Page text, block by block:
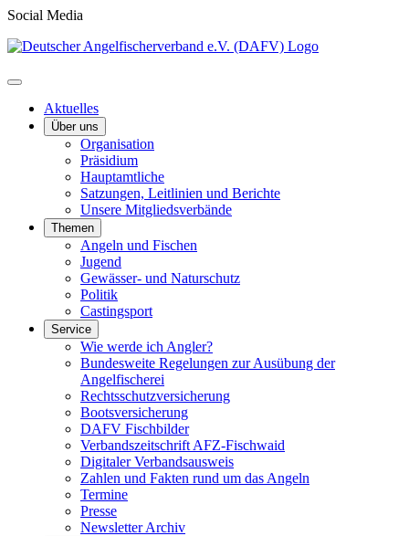
Social Media
Aktuelles
Über uns
Organisation
Präsidium
Hauptamtliche
Satzungen, Leitlinien und Berichte
Unsere Mitgliedsverbände
Themen
Angeln und Fischen
Jugend
Gewässer- und Naturschutz
Politik
Castingsport
Service
Wie werde ich Angler?
Bundesweite Regelungen zur Ausübung der
Angelfischerei
Rechtsschutzversicherung
Bootsversicherung
DAFV Fischbilder
Verbandszeitschrift AFZ-Fischwaid
Digitaler Verbandsausweis
Zahlen und Fakten rund um das Angeln
Termine
Presse
Newsletter Archiv